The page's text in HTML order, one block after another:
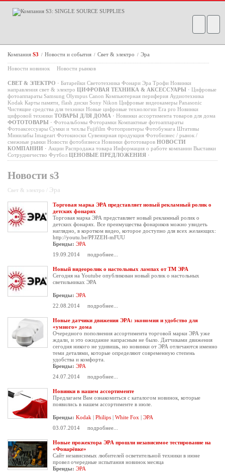
Компания S3 / Новости и события / Свет & электро / Эра
Новости новинок Новости рынков
СВЕТ & ЭЛЕКТРО · Батарейки Светотехника Фонари Эра Трофи Новинки
направления свет & электро ЦИФРОВАЯ ТЕХНИКА & АКСЕССУАРЫ · Цифровые
фотоаппараты Samsung Olympus Canon Компьютерная периферия Аудиотехника
Kodak Карты памяти, flash диски Sony Nikon Цифровые видеокамеры Panasonic
Чистящие средства для техники Новые цифровые технологии Era pro Новинки
цифровой техники ТОВАРЫ ДЛЯ ДОМА · Новинки ассортимента товаров для дома
ФОТОТОВАРЫ · Фотоальбомы Фоторамки Компактные фотоаппараты
Фотоаксессуары Сумки и чехлы Fujifilm Фотопринтеры Фотобумага Штативы
Минилабы Imageart Фотокиоски Сувенирная продукция Фотобизнес / рынок /
смежные рынки Новости фотобизнеса Новинки фототоваров НОВОСТИ
КОМПАНИИ · Акции Распродажа товара Информация о работе компании Выставки
Сотрудничество Футбол ЦЕНОВЫЕ ПРЕДЛОЖЕНИЯ ·
Новости s3
Свет & электро / Эра
Торговая марка ЭРА представляет новый рекламный ролик о
детских фонарях
Торговая марка ЭРА представляет новый рекламный ролик о
детских фонарях. Все преимущества фонариков можно увидеть
наглядно, в коротком видео, которое доступно для всех желающих:
http://youtu.be/PFJZEH-mFUU
Бренды: ЭРА
19.09.2014
подробнее...
Новый видеоролик о настольных лампах от ТМ ЭРА
Сегодня на Youtube опубликован новый ролик о настольных
светильниках ЭРА
Бренды: ЭРА
22.08.2014
подробнее...
Новые датчики движения ЭРА: экономия и удобство для
«умного» дома
Очередного пополнения ассортимента торговой марки ЭРА уже
ждали, и это ожидание напрасным не было. Датчиками движения
сегодня никого не удивишь, но новинки от ЭРА отличаются именно
теми деталями, которые определяют современную степень
удобства и комфорта.
Бренды: ЭРА
24.07.2014
подробнее...
Новинки в нашем ассортименте
Предлагаем Вам ознакомиться с каталогом новинок, которые
появились в нашем ассортименте в июле.
Бренды: Kodak | Philips | White Fox | ЭРА
03.07.2014
подробнее...
Новые прожектора ЭРА прошли независимое тестирование на
«Фонарёвке»
Сайт независимых любителей осветительной техники в июне
провел очередные испытания новинок месяца
Бренды: ЭРА